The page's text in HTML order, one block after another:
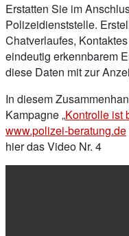
Erstatten Sie im
Polizeidienststelle.
Chatverlaufes,
eindeutig erkennbarem
diese Daten mit zur
In diesem
Kampagne „Kontrolle ist
www.polizei-beratung.de
hier das Video Nr. 4